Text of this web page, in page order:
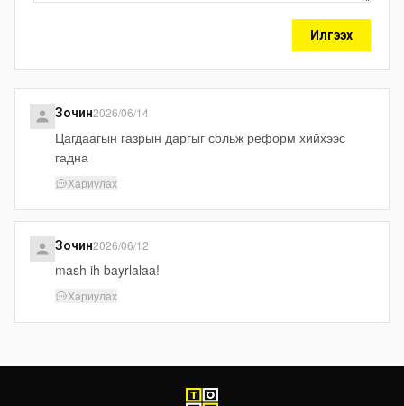
Илгээх
Зочин2026/06/14
Цагдаагын газрын даргыг сольж реформ хийхээс
гадна
Хариулах
Зочин2026/06/12
mash ih bayrlalaa!
Хариулах